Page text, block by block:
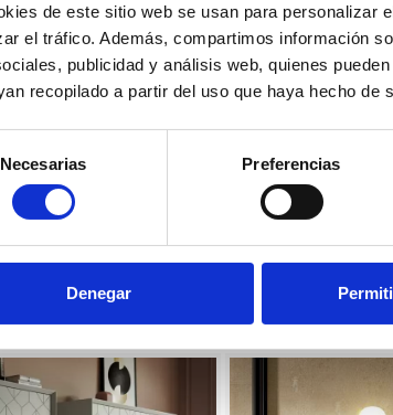
de este sitio web se usan para personalizar
el tráfico. Además, compartimos información
publicidad y análisis web, quienes
recopilado a partir del uso que haya hecho de
Necesarias Preferencias
Denegar